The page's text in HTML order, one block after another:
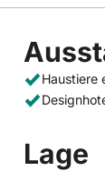
Haustiere
Lage